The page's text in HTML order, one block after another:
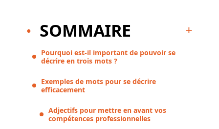
SOMMAIRE
Pourquoi est-il important de pouvoir se
décrire en trois mots ?
Exemples de mots pour se décrire
efficacement
Adjectifs pour mettre en avant vos
compétences professionnelles